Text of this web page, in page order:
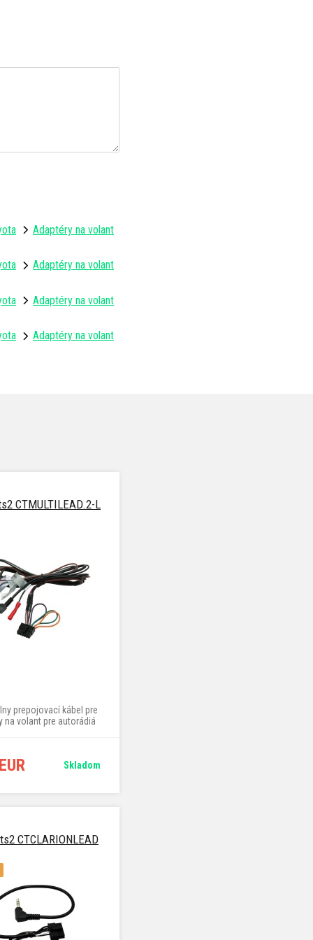
Adaptéry na volant
Adaptéry na volant
Adaptéry na volant
Adaptéry na volant
CTMULTILEAD.2-L
prepojovací kábel pre
na volant pre autorádiá
Skladom
CTCLARIONLEAD